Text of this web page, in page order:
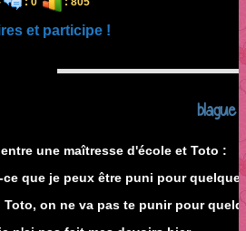
et participe !
blague
une maîtresse d'école et Toto :
ce que je peux être puni pour
on ne va pas te punir pour